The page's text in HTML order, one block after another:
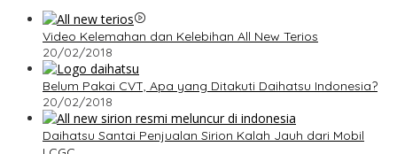
Video Kelemahan dan Kelebihan All New Terios
20/02/2018
Belum Pakai CVT, Apa yang Ditakuti Daihatsu Indonesia?
20/02/2018
Daihatsu Santai Penjualan Sirion Kalah Jauh dari Mobil